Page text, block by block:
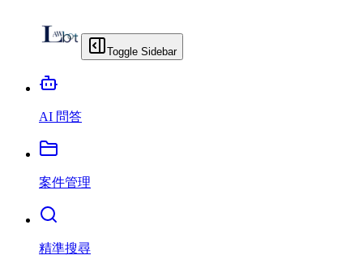
Toggle Sidebar
AI 問答
案件管理
精準搜尋